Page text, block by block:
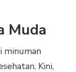
Muda
minuman
Kini,